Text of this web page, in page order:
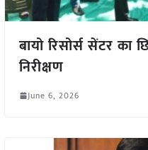
बायो रिसोर्स सेंटर का
निरीक्षण
June 6, 2026